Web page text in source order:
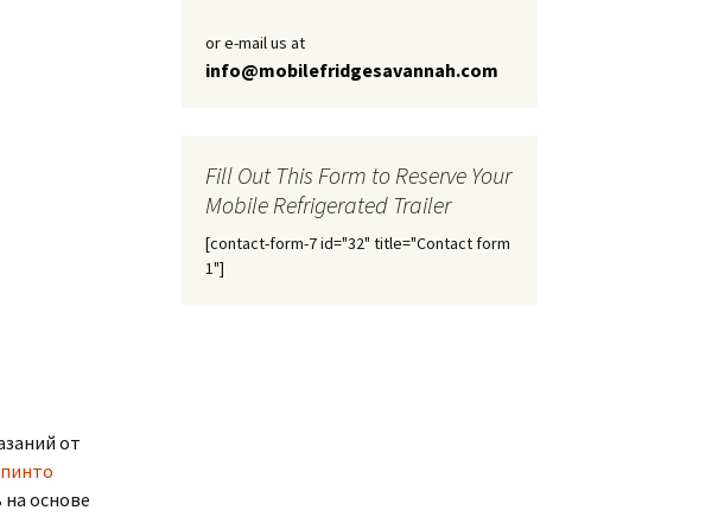
от
основе
or e-mail us at
info@mobilefridgesavannah.com
Fill Out This Form to Reserve Your
Mobile Refrigerated Trailer
[contact-form-7 id="32" title="Contact form
1"]